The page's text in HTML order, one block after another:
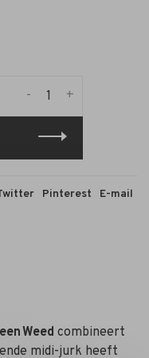
+
-
Pinterest E-mail
Weed combineert
midi-jurk heeft